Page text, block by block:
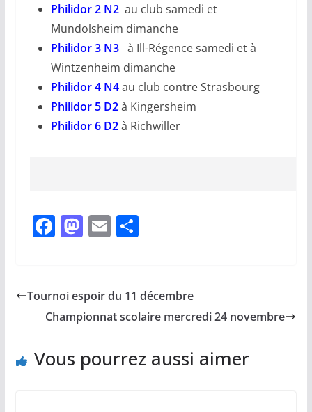
Philidor 2 N2au club samedi et
Mundolsheim dimanche
Philidor 3 N3à Ill-Régence samedi et à
Wintzenheim dimanche
Philidor 4 N4au club contre Strasbourg
Philidor 5 D2à Kingersheim
Philidor 6 D2à Richwiller
F
e
b
o
M
o
d
n
E
l
P
g
er
Tournoi espoir du 11 décembre
Championnat scolaire mercredi 24 novembre
Vous pourrez aussi aimer